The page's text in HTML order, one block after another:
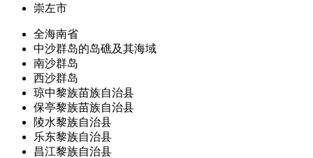
崇左市
全海南省
中沙群岛的岛礁及其海域
南沙群岛
西沙群岛
琼中黎族苗族自治县
保亭黎族苗族自治县
陵水黎族自治县
乐东黎族自治县
昌江黎族自治县